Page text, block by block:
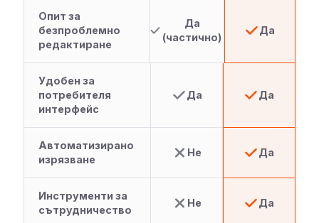
Опит за
безпроблемно
редактиране
Да
(частично)
Да
Удобен за
потребителя
интерфейс
Да Да
Автоматизирано
изрязване
Не Да
Инструменти за
сътрудничество
Не Да